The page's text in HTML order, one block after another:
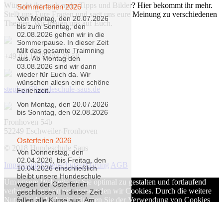
Sommerferien 2026
Von Montag, den 20.07.2026
bis zum Sonntag, den
02.08.2026 gehen wir in die
Sommerpause. In dieser Zeit
fällt das gesamte Traimning
aus. Ab Montag den
03.08.2026 sind wir dann
wieder für Euch da. Wir
wünschen allesn eine schöne
Ferienzeit.
Von Montag, den 20.07.2026
bis Sonntag, den 02.08.2026
Osterferien 2026
Von Donnerstag, den
02.04.2026, bis Freitag, den
10.04.2026 einschließlich
bleibt unsere Hundeschule
wegen der Osterferien
geschlossen. In dieser Zeit
fallen alle Kurse aus. Am
Wünscht ihr euch mehr Tipps und Bilder? Hier bekommt ihr mehr.
Stellt uns Eure Fragen und sagt uns eure Meinung zu verschiedenen
Themen. Wir freuen uns auf Euch.
+49 (0) 1578 284 28 58
stephan@hundeschule-saus.de
Fronhoven 54b
52249 Eschweiler-Fronhoven
© 2018 Hundeschule Saus
Impressum Datenschutzerklärung AGB
Um unsere Webseite für Sie optimal zu gestalten und fortlaufend
verbessern zu können, verwenden wir Cookies. Durch die weitere
Nutzung der Webseite stimmen Sie der Verwendung von Cookies